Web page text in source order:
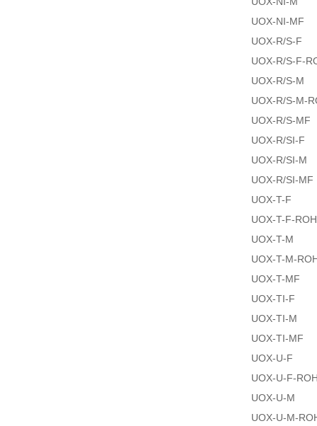
UOX-NI-MF
UOX-R/S-F
UOX-R/S-F-
UOX-R/S-M
UOX-R/S-M-
UOX-R/S-MF
UOX-R/SI-F
UOX-R/SI-M
UOX-R/SI-MF
UOX-T-F
UOX-T-F-
UOX-T-M
UOX-T-M-
UOX-T-MF
UOX-TI-F
UOX-TI-M
UOX-TI-MF
UOX-U-F
UOX-U-F-
UOX-U-M
UOX-U-M-